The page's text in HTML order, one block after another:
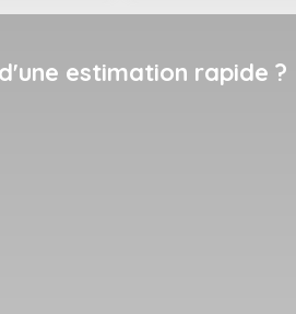
estimation rapide ?